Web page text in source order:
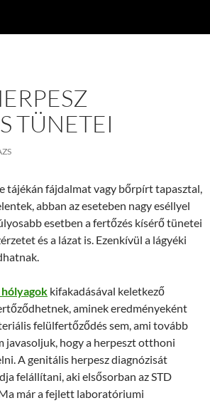
TÜNETEI
tájékán fájdalmat vagy bőrpírt tapasztal,
abban az eseteben nagy eséllyel
esetben a fertőzés kísérő tünetei
és a lázat is. Ezenkívül a lágyéki
kifakadásával keletkező
aminek eredményeként
felülfertőződés sem, ami tovább
javasoljuk, hogy a herpeszt otthoni
A genitális herpesz diagnózisát
felállítani, aki elsősorban az STD
már a fejlett laboratóriumi